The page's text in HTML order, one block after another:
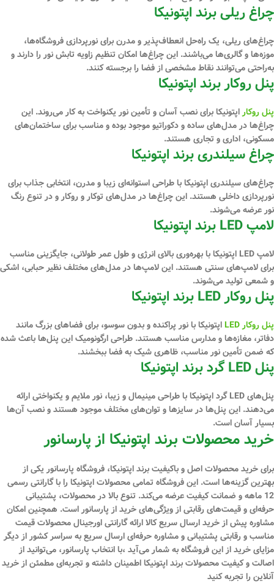
چراغ ریلی برند اپتونیکا
چراغ‌های ریلی، یک راه‌حل انعطاف‌پذیر و مدرن برای نورپردازی فروشگاه‌ها،
موزه‌ها و گالری‌ها می‌باشند. این چراغ‌ها امکان تنظیم زاویه تابش نور را دارند و
به‌راحتی می‌توانند نقاط مشخصی از فضا را برجسته کنند.
پنل روکار برند اپتونیکا
پنل روکاراپتونیکا برای نصب آسان و تأمین نور یکنواخت به کار می‌روند. این
چراغ‌ها در مدل‌های ساده و دکوراتیو موجود بوده و مناسب برای ساختمان‌های
مسکونی، اداری و تجاری هستند.
چراغ سیلندری برند اپتونیکا
چراغ‌های سیلندری اپتونیکا با طراحی استوانه‌ای زیبا و مدرن، انتخابی جذاب برای
نورپردازی داخلی هستند. این چراغ‌ها در مدل‌های توکار و روکار و در تنوع رنگ
نور عرضه می‌شوند.
لامپ LED برند اپتونیکا
لامپ‌ LED اپتونیکا با بهره‌وری بالای انرژی و طول عمر طولانی، جایگزینی مناسب
برای لامپ‌های سنتی هستند. این لامپ‌ها در مدل‌های مختلف نظیر حبابی، اشکی
و شمعی تولید می‌شوند.
پنل روکار LED برند اپتونیکا
پنل‌ روکار LED
اپتونیکا با نور پراکنده و بدون سوسو، برای فضاهای بزرگ مانند
دفاتر، مغازه‌ها و مدارس مناسب هستند. طراحی ارگونومیک این پنل‌ها باعث شده
که ضمن تأمین نور مناسب، ظاهری شیک به فضا ببخشند.
پنل LED گرد برند اپتونیکا
پنل‌های LED گرد اپتونیکا با طراحی مینیمال و زیبا، نور ملایم و یکنواختی ارائه
می‌دهند. این پنل‌ها در سایزها و توان‌های مختلف موجود هستند و نصب آن‌ها
بسیار آسان است.
خرید محصولات برند اپتونیکا از پارسانور
برای خرید محصولات اصل و باکیفیت برند اپتونیکا، فروشگاه پارسانور یکی از
بهترین گزینه‌ها است. این فروشگاه تمامی محصولات اپتونیکا را با گارانتی رسمی
12 ماهه و ضمانت کیفیت عرضه می‌کند. تنوع بالا در محصولات، پشتیبانی
حرفه‌ای و قیمت‌های رقابتی از ویژگی‌های خرید از پارسانور است. همچنین امکان
مشاوره پیش از خرید ارسال سریع کالا ارائه گارانتی اورجینال محصولات قیمت
مناسب و رقابتی پشتیبانی و مشاوره حرفه‌ای ارسال سریع به سراسر کشور از دیگر
مزایای خرید از این فروشگاه به شمار می‌آید ،با انتخاب پارسانور، می‌توانید از
اصالت و کیفیت محصولات برند اپتونیکا اطمینان داشته و تجربه‌ای مطمئن از خرید
آنلاین را تجربه کنید